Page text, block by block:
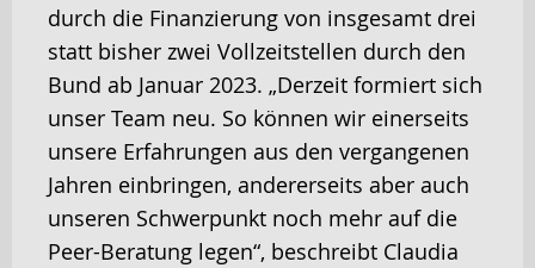
durch die Finanzierung von insgesamt drei
statt bisher zwei Vollzeitstellen durch den
Bund ab Januar 2023. „Derzeit formiert sich
unser Team neu. So können wir einerseits
unsere Erfahrungen aus den vergangenen
Jahren einbringen, andererseits aber auch
unseren Schwerpunkt noch mehr auf die
Peer-Beratung legen“, beschreibt Claudia